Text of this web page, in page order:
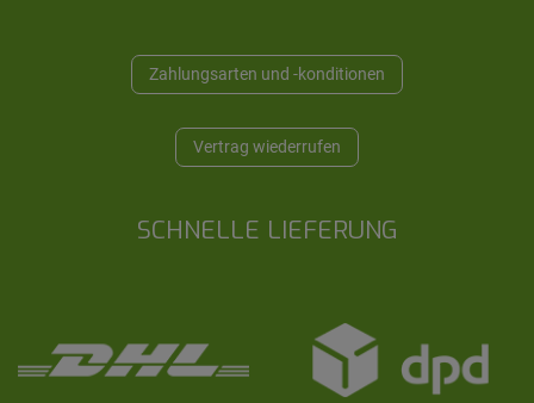
Zahlungsarten und -konditionen
Vertrag wiederrufen
SCHNELLE LIEFERUNG